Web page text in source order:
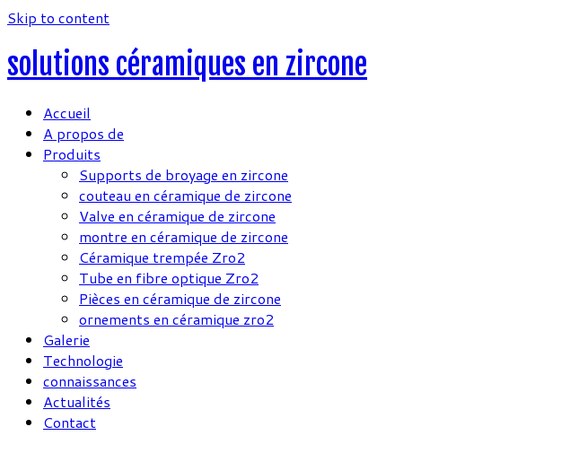
Skip to content
solutions céramiques en zircone
Accueil
A propos de
Produits
Supports de broyage en zircone
couteau en céramique de zircone
Valve en céramique de zircone
montre en céramique de zircone
Céramique trempée Zro2
Tube en fibre optique Zro2
Pièces en céramique de zircone
ornements en céramique zro2
Galerie
Technologie
connaissances
Actualités
Contact